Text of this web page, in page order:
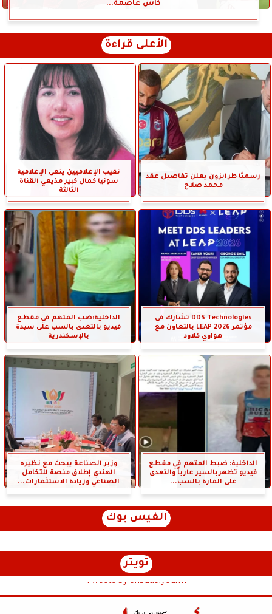
كأس عاصمة...
الأعلى قراءة
رسميًا طرابزون يعلن تفاصيل عقد
محمد صلاح
نقيب الإعلاميين ينعى الإعلامية
سونيا كمال كبير مذيعي القناة
الثالثة
DDS Technologies تشارك في
مؤتمر LEAP 2026 بالتعاون مع
هواوي كلاود
الداخلية:ضب المتهم في مقطع
فيديو بالتعدى بالسب على سيدة
بالإسكندرية
الداخلية: ضبط المتهم في مقطع
فيديو تظهربالسير عارياً والتعدى
على المارة بالسب...
وزير الصناعة يبحث مع نظيره
الهندي إطلاق منصة للتكامل
الصناعي وزيادة الاستثمارات...
الفيس بوك
تويتر
Tweets by anbaaalyoum1